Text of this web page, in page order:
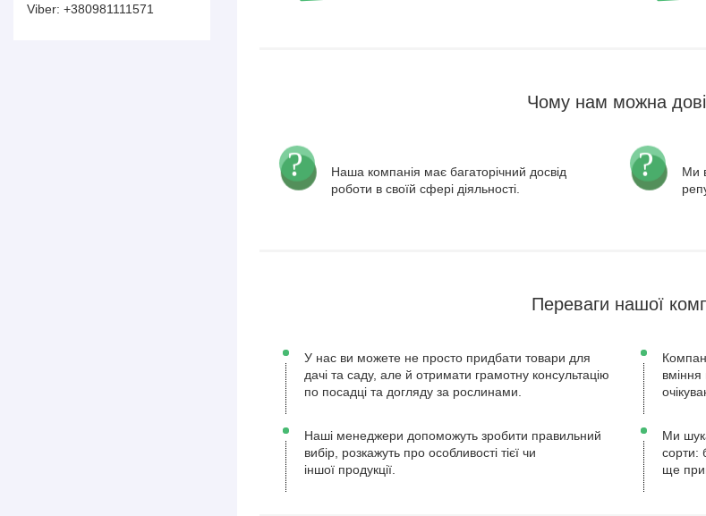
Чому нам можна
Наша компанія має багаторічний досвід
роботи в своїй сфері діяльності.
Ми
Переваги нашої
У нас ви можете не просто придбати товари для
дачі та саду, але й отримати грамотну консультацію
по посадці та догляду за рослинами.
вміння
Наші менеджери допоможуть зробити правильний
вибір, розкажуть про особливості тієї чи
іншої продукції.
Ми
сорти:
ще
+380981111571